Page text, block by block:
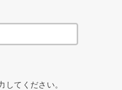
してください。